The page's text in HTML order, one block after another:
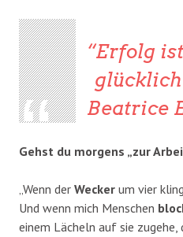
Erfolg
Beatrice
Gehst du morgens „zur
„Wenn der Wecker um vier
Und wenn mich Menschen
einem Lächeln auf sie zugehe,